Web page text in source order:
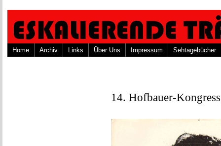
Home Archiv Links Über Uns Impressum Sehtagebücher
14. Hofbauer-